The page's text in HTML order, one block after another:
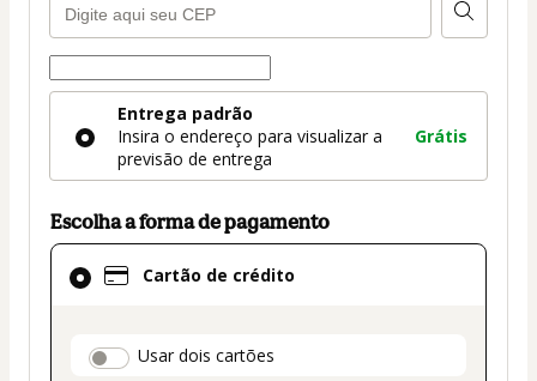
Forma
entrega
Entrega padrão
Insira o endereço para visualizar a
previsão de entrega
Grátis
Escolha a forma de pagamento
Cartão de crédito
payment_data.section_title_v2
Usar dois cartões
Cartão
de
como